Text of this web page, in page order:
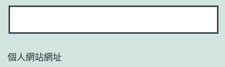
個人網站網址